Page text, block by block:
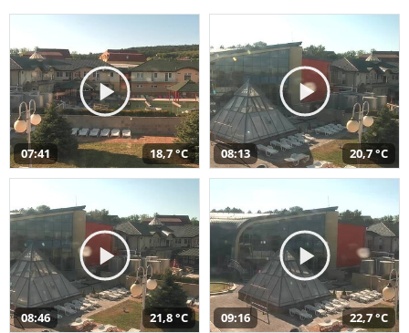
07:41 18,7 °C 08:13 20,7 °C
08:46 21,8 °C 09:16 22,7 °C